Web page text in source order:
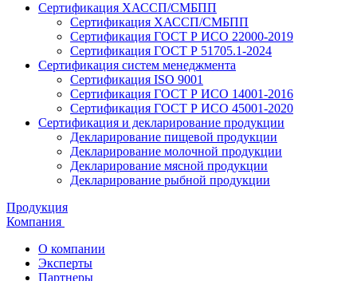
Сертификация ХАССП/СМБПП
Сертификация ХАССП/СМБПП
Сертификация ГОСТ Р ИСО 22000-2019
Сертификация ГОСТ Р 51705.1-2024
Сертификация систем менеджмента
Сертификация ISO 9001
Сертификация ГОСТ Р ИСО 14001-2016
Сертификация ГОСТ Р ИСО 45001-2020
Сертификация и декларирование продукции
Декларирование пищевой продукции
Декларирование молочной продукции
Декларирование мясной продукции
Декларирование рыбной продукции
Продукция
Компания
О компании
Эксперты
Партнеры